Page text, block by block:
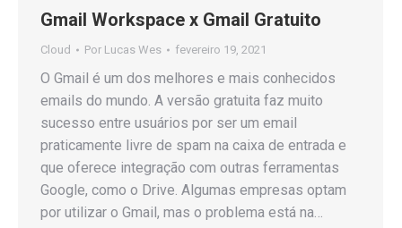
Gmail Workspace x Gmail Gratuito
Cloud Por Lucas Wes fevereiro 19, 2021
O Gmail é um dos melhores e mais conhecidos
emails do mundo. A versão gratuita faz muito
sucesso entre usuários por ser um email
praticamente livre de spam na caixa de entrada e
que oferece integração com outras ferramentas
Google, como o Drive. Algumas empresas optam
por utilizar o Gmail, mas o problema está na…